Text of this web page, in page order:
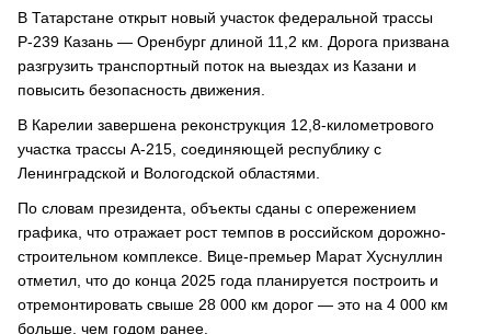
В Татарстане открыт новый участок федеральной трассы
Р-239 Казань — Оренбург длиной 11,2 км. Дорога призвана
разгрузить транспортный поток на выездах из Казани и
повысить безопасность движения.
В Карелии завершена реконструкция 12,8-километрового
участка трассы А-215, соединяющей республику с
Ленинградской и Вологодской областями.
По словам президента, объекты сданы с опережением
графика, что отражает рост темпов в российском дорожно-
строительном комплексе. Вице-премьер Марат Хуснуллин
отметил, что до конца 2025 года планируется построить и
отремонтировать свыше 28 000 км дорог — это на 4 000 км
больше, чем годом ранее.